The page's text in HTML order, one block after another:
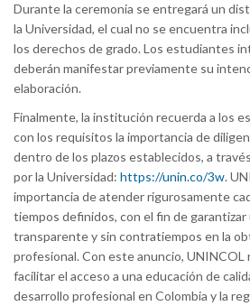
Durante la ceremonia se entregará un
la Universidad, el cual no se encuentra
los derechos de grado. Los estudiantes
deberán manifestar previamente su
elaboración.
Finalmente, la institución recuerda a los
con los requisitos la importancia de
dentro de los plazos establecidos, a
por la Universidad: https://unin.co/3w.
importancia de atender rigurosamente
tiempos definidos, con el fin de garantizar
transparente y sin contratiempos en la
profesional. Con este anuncio, UNINCOL
facilitar el acceso a una educación de
desarrollo profesional en Colombia y la